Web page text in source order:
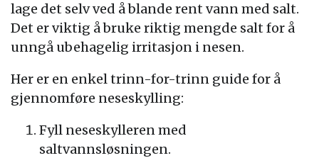
lage det selv ved å blande rent vann med salt.
Det er viktig å bruke riktig mengde salt for å
unngå ubehagelig irritasjon i nesen.
Her er en enkel trinn-for-trinn guide for å
gjennomføre neseskylling:
Fyll neseskylleren med
saltvannsløsningen.